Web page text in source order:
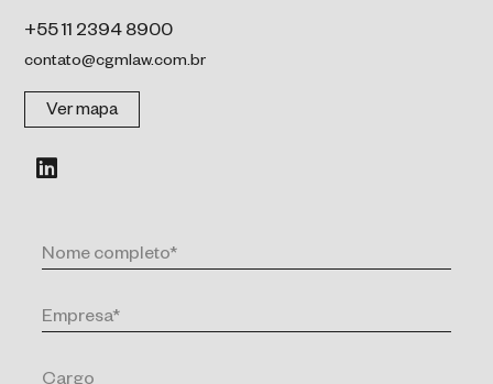
+55 11 2394 8900
contato@cgmlaw.com.br
Ver mapa